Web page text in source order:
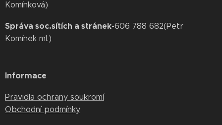
Komínková)
Správa soc.sítích a stránek-606 788 682(Petr
Komínek ml.)
Informace
Pravidla ochrany soukromí
Obchodní podmínky